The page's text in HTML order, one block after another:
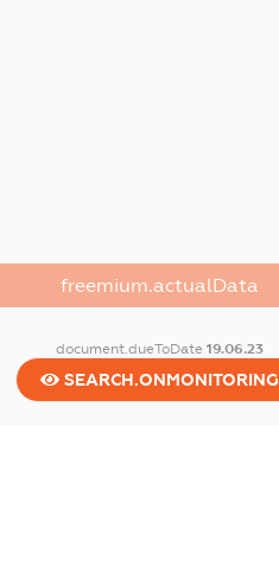
freemium.actualData
document.dueToDate 19.06.23
SEARCH.ONMONITORING